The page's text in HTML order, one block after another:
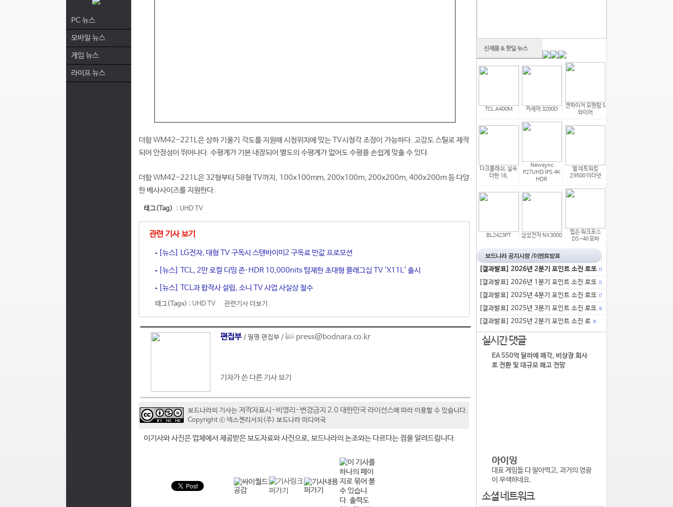
PC 뉴스
모바일 뉴스
게임 뉴스
라이프 뉴스
더함 WM42-221L은 상하 기울기 각도를 지원해 시청위치에 맞는 TV시청각 조정이 가능하다. 고강도 스틸로 제작
되어 안정성이 뛰어나다. 수평계가 기본 내장되어 별도의 수평계가 없어도 수평을 손쉽게 맞출 수 있다.
더함 WM42-221L은 32형부터 58형 TV까지, 100x100mm, 200x100m, 200x200m, 400x200m 등 다양
한 베사사이즈를 지원한다.
태그(Tag) : UHD TV
관련 기사 보기
[뉴스] LG전자, 대형 TV 구독시 스탠바이미2 구독료 반값 프로모션
[뉴스] TCL, 2만 로컬 디밍 존·HDR 10,000nits 탑재한 초대형 플래그십 TV 'X11L' 출시
[뉴스] TCL과 합작사 설립, 소니 TV 사업 사실상 철수
태그(Tags) : UHD TV 관련기사 더보기
편집부 / 필명 편집부 / press@bodnara.co.kr
기자가 쓴 다른 기사 보기
보드나라의 기사는 저작자표시-비영리-변경금지 2.0 대한민국 라이선스에 따라 이용할 수 있습니다.
Copyright ⓒ 넥스젠리서치(주) 보드나라 미디어국
이기사와 사진은 업체에서 제공받은 보도자료와 사진으로, 보드나라의 논조와는 다르다는 점을 알려드립니다.
TCL A400M 커세어 3200D
젠하이저 모멘텀 5
와이어
다크플래쉬, 실속
더한 18,
Newsync
P27UHD IPS 4K
HDR
델 네트워킹
Z9500 이더넷
BL2423PT 삼성전자 NX3000
엡손 워크포스
DS-40 모바
[결과발표] 2026년 2분기 포인트 소진 로또 13
[결과발표] 2026년 1분기 포인트 소진 로또 15
[결과발표] 2025년 4분기 포인트 소진 로또 17
[결과발표] 2025년 3분기 포인트 소진 로또 16
[결과발표] 2025년 2분기 포인트 소진 로 18
실시간 댓글
EA 550억 달러에 매각, 비상장 회사
로 전환 및 대규모 해고 전망
아이잉
대표 게임들 다 말아먹고, 과거의 영광
이 무색하네요.
소셜 네트워크